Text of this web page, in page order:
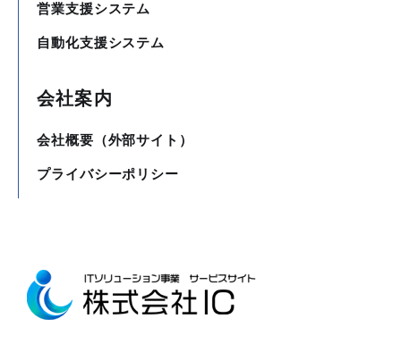
営業支援システム
自動化支援システム
会社案内
会社概要（外部サイト）
プライバシーポリシー